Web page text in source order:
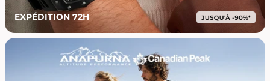
EXPÉDITION 72H